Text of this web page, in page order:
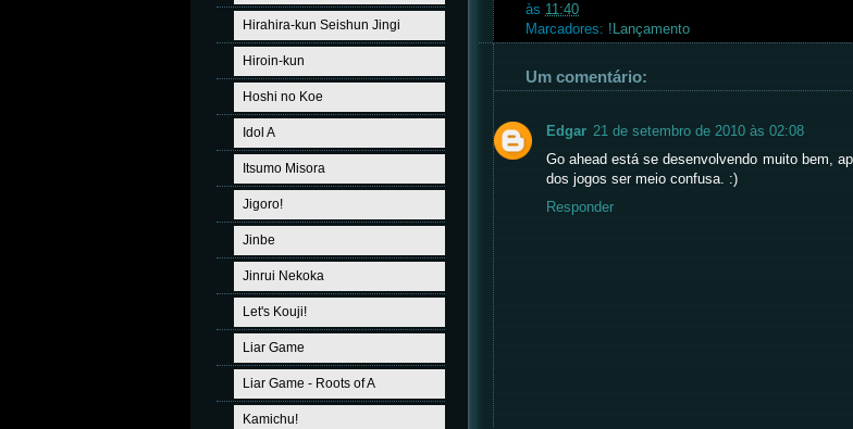
Hirahira-kun Seishun Jingi
Hiroin-kun
Hoshi no Koe
Idol A
Itsumo Misora
Jigoro!
Jinbe
Jinrui Nekoka
Let's Kouji!
Liar Game
Liar Game - Roots of A
Kamichu!
às 11:40
Marcadores: !Lançamento
Um comentário:
Edgar 21 de setembro de 2010 às 02:08
Go ahead está se desenvolvendo muito bem,
dos jogos ser meio confusa. :)
Responder